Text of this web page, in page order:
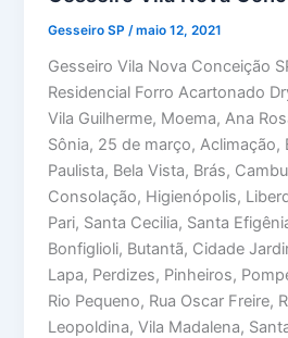
Gesseiro SP/maio 12, 2021
Gesseiro Vila Nova Conceição
Residencial Forro Acartonado
Vila Guilherme, Moema, Ana
Sônia, 25 de março, Aclimação,
Paulista, Bela Vista, Brás,
Consolação, Higienópolis,
Pari, Santa Cecilia, Santa
Bonfiglioli, Butantã, Cidade
Lapa, Perdizes, Pinheiros,
Rio Pequeno, Rua Oscar Freire,
Leopoldina, Vila Madalena,